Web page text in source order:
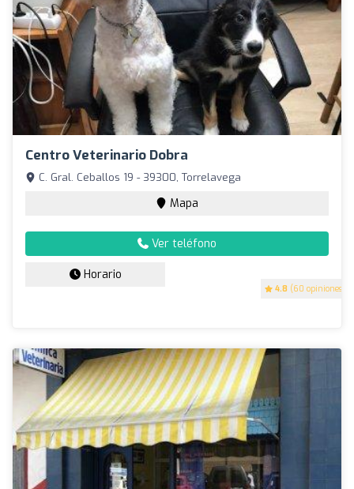
Centro Veterinario Dobra
4.8 (60 opiniones)
C. Gral. Ceballos 19 - 39300, Torrelavega
Mapa
Ver teléfono
Horario